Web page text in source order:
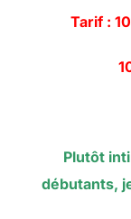
Tarif :
Plutôt
débutants,